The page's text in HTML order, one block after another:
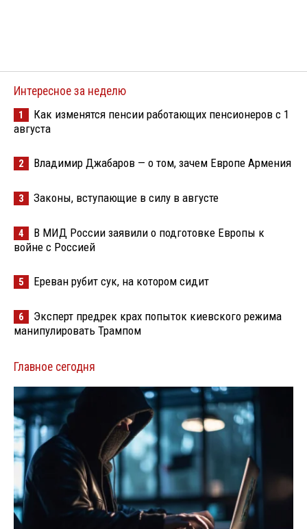
Интересное за неделю
1
Как изменятся пенсии работающих пенсионеров с 1
августа
2 Владимир Джабаров — о том, зачем Европе Армения
3 Законы, вступающие в силу в августе
4
В МИД России заявили о подготовке Европы к
войне с Россией
5 Ереван рубит сук, на котором сидит
6
Эксперт предрек крах попыток киевского режима
манипулировать Трампом
Главное сегодня